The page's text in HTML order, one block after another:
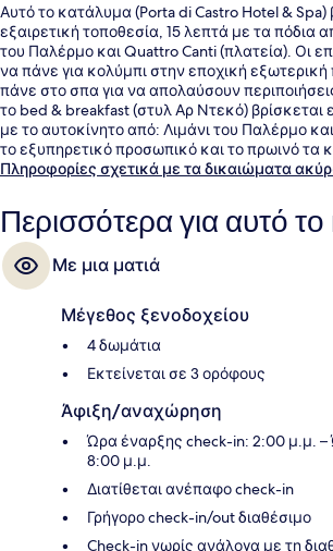
Αυτό το κατάλυμα (Porta di Castro Hotel & Spa)
εξαιρετική τοποθεσία, 15 λεπτά με τα πόδια
του Παλέρμο και Quattro Canti (πλατεία). Οι
να πάνε για κολύμπι στην εποχική εξωτερική
πάνε στο σπα για να απολαύσουν
το bed & breakfast (στυλ Αρ Ντεκό) βρίσκεται
με το αυτοκίνητο από: Λιμάνι του Παλέρμο
το εξυπηρετικό προσωπικό και το πρωινό τα
λαμβάνουν εξαιρετική βαθμολογία από τους
Πληροφορίες σχετικά με τα δικαιώματα
Περισσότερα για αυτό
Με μια ματιά
Μέγεθος ξενοδοχείου
4 δωμάτια
Εκτείνεται σε 3 ορόφους
Άφιξη/αναχώρηση
Ώρα έναρξης check-in: 2:00 μ.μ. –
8:00 μ.μ.
Διατίθεται ανέπαφο check-in
Γρήγορο check-in/out διαθέσιμο
Check-in νωρίς ανάλογα με τη